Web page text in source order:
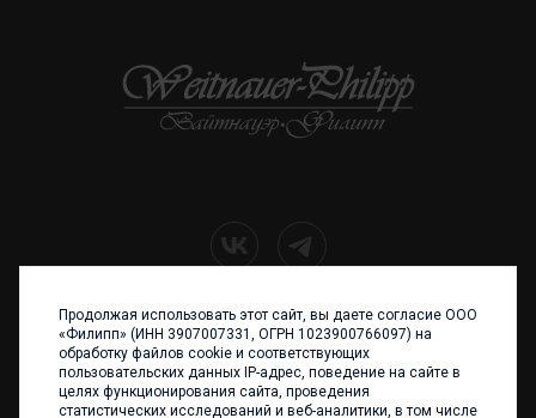
+7 (4012) 960 898
236017 Калининград,
ул. Каштановая аллея, 47
Телефон: +7 4012 960 898,
+7 4012 960 856
Продолжая использовать этот сайт, вы даете согласие ООО
«Филипп» (ИНН 3907007331, ОГРН 1023900766097) на
обработку файлов cookie и соответствующих
пользовательских данных IP-адрес, поведение на сайте в
целях функционирования сайта, проведения
статистических исследований и веб-аналитики, в том числе